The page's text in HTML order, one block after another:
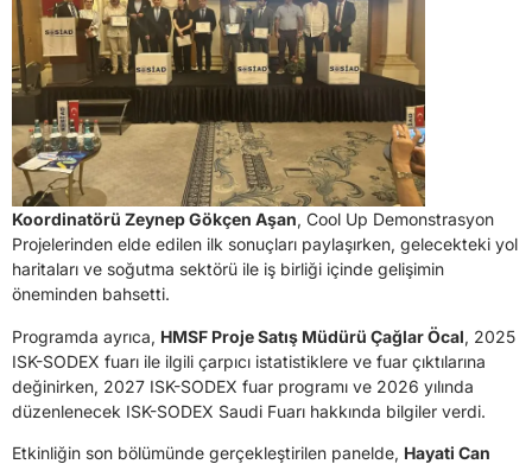
Koordinatörü Zeynep Gökçen Aşan, Cool Up Demonstrasyon
Projelerinden elde edilen ilk sonuçları paylaşırken, gelecekteki yol
haritaları ve soğutma sektörü ile iş birliği içinde gelişimin
öneminden bahsetti.
Programda ayrıca, HMSF Proje Satış Müdürü Çağlar Öcal, 2025
ISK-SODEX fuarı ile ilgili çarpıcı istatistiklere ve fuar çıktılarına
değinirken, 2027 ISK-SODEX fuar programı ve 2026 yılında
düzenlenecek ISK-SODEX Saudi Fuarı hakkında bilgiler verdi.
Etkinliğin son bölümünde gerçekleştirilen panelde, Hayati Can